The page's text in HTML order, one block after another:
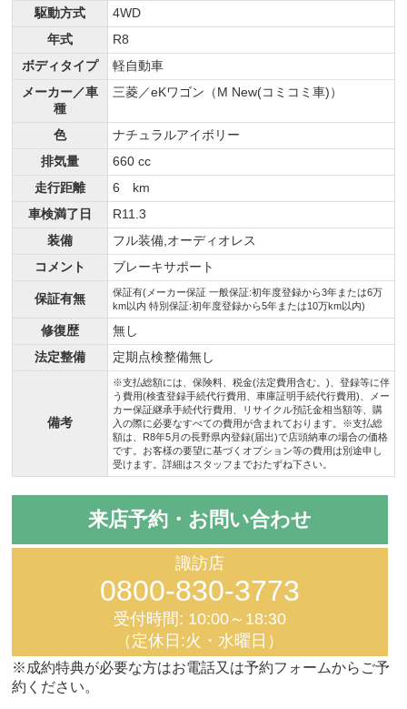
駆動方式
4WD
年式
R8
ボディタイプ
軽自動車
メーカー／車
種
三菱／eKワゴン（M New(コミコミ車)）
色
ナチュラルアイボリー
排気量
660 cc
走行距離
6 km
車検満了日
R11.3
装備
フル装備,オーディオレス
コメント
ブレーキサポート
保証有無
保証有(メーカー保証 一般保証:初年度登録から3年または6万
km以内 特別保証:初年度登録から5年または10万km以内)
修復歴
無し
法定整備
定期点検整備無し
備考
※支払総額には、保険料、税金(法定費用含む。)、登録等に伴
う費用(検査登録手続代行費用、車庫証明手続代行費用)、メー
カー保証継承手続代行費用、リサイクル預託金相当額等、購
入の際に必要なすべての費用が含まれております。※支払総
額は、R8年5月の長野県内登録(届出)で店頭納車の場合の価格
です。お客様の要望に基づくオプション等の費用は別途申し
受けます。詳細はスタッフまでおたずね下さい。
来店予約・お問い合わせ
諏訪店
0800-830-3773
受付時間: 10:00～18:30
（定休日:火・水曜日）
※成約特典が必要な方はお電話又は予約フォームからご予
約ください。